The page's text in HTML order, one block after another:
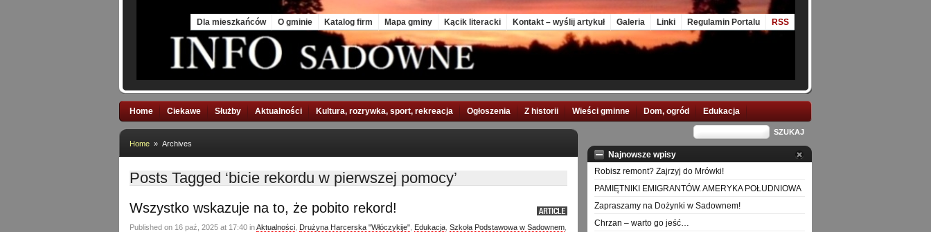
Dla mieszkańców O gminie Katalog firm Mapa gminy Kącik literacki Kontakt – wyślij artykuł Galeria Linki Regulamin Portalu RSS
Home Ciekawe Służby Aktualności Kultura, rozrywka, sport, rekreacja Ogłoszenia Z historii Wieści gminne Dom, ogród Edukacja
Home » Archives
Posts Tagged ‘bicie rekordu w pierwszej pomocy’
Wszystko wskazuje na to, że pobito rekord!
Published on 16 paź, 2025 at 17:40 inAktualności Drużyna Harcerska "Włóczykije" Edukacja Szkoła Podstawowa w Sadownem
Najnowsze wpisy
Robisz remont? Zajrzyj do Mrówki!
PAMIĘTNIKI EMIGRANTÓW. AMERYKA POŁUDNIOWA
Zapraszamy na Dożynki w Sadownem!
Chrzan – warto go jeść…